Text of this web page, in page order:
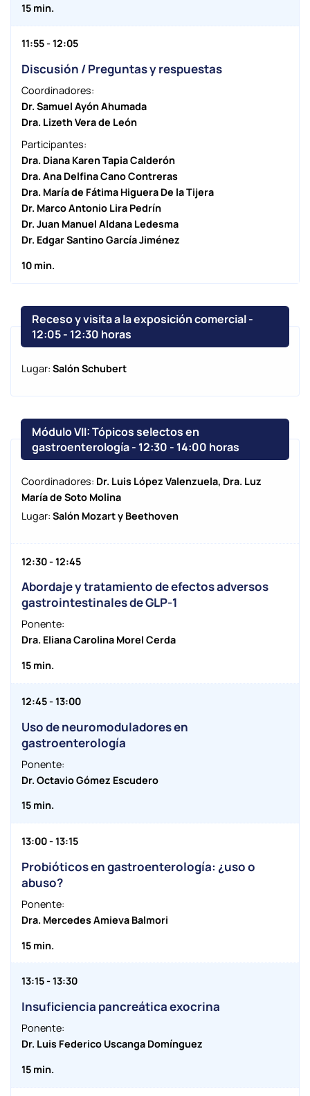
15 min.
11:55 - 12:05
Discusión / Preguntas y respuestas
Coordinadores:
Dr. Samuel Ayón Ahumada
Dra. Lizeth Vera de León
Participantes:
Dra. Diana Karen Tapia Calderón
Dra. Ana Delfina Cano Contreras
Dra. María de Fátima Higuera De la Tijera
Dr. Marco Antonio Lira Pedrín
Dr. Juan Manuel Aldana Ledesma
Dr. Edgar Santino García Jiménez
10 min.
Receso y visita a la exposición comercial -
12:05- 12:30 horas
Lugar: Salón Schubert
Módulo VII: Tópicos selectos en
gastroenterología - 12:30 - 14:00 horas
Coordinadores: Dr. Luis López Valenzuela, Dra. Luz
María de Soto Molina
Lugar: Salón Mozart y Beethoven
12:30 - 12:45
Abordaje y tratamiento de efectos adversos
gastrointestinales de GLP-1
Ponente:
Dra. Eliana Carolina Morel Cerda
15 min.
12:45 - 13:00
Uso de neuromoduladores en
gastroenterología
Ponente:
Dr. Octavio Gómez Escudero
15 min.
13:00 - 13:15
Probióticos en gastroenterología: ¿uso o
abuso?
Ponente:
Dra. Mercedes Amieva Balmori
15 min.
13:15 - 13:30
Insuficiencia pancreática exocrina
Ponente:
Dr. Luis Federico Uscanga Domínguez
15 min.